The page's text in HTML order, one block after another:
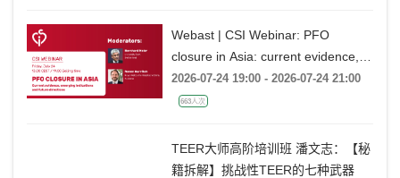
Webast | CSI Webinar: PFO
closure in Asia: current evidence,
emerging indications and future
directions
2026-07-24 19:00 - 2026-07-24 21:00
663人次
TEER大师高阶培训班 潘文志：【秘
籍拆解】挑战性TEER的七种武器